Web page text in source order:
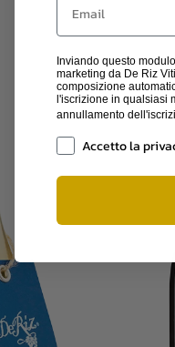
Inviando questo
marketing da De Riz
composizione
l'iscrizione in qualsiasi
annullamento
PrivacyAccetto la